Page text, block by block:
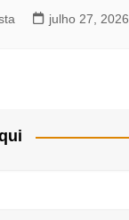
julho 27, 2026